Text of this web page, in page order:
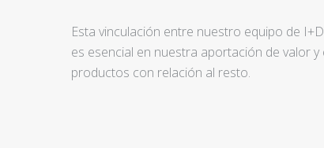
Esta vinculación entre nuestro equipo de
es esencial en nuestra aportación de valor
productos con relación al resto.